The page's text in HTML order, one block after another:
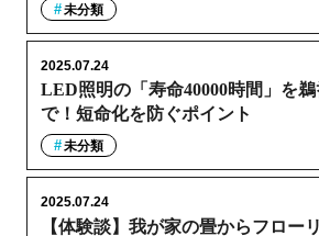
未分類
LED照明の「寿命40000時間」を
で！短命化を防ぐポイント
2025.07.24
未分類
【体験談】我が家の畳からフロー
2025.07.24